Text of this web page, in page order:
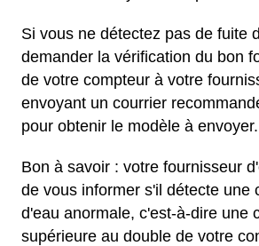
Si vous ne détectez pas de fuite
demander la vérification du bon
de votre compteur à votre
envoyant un courrier
pour obtenir le modèle à envoyer.
Bon à savoir : votre fournisseur
de vous informer s'il détecte une
d'eau anormale, c'est-à-dire une
supérieure au double de votre